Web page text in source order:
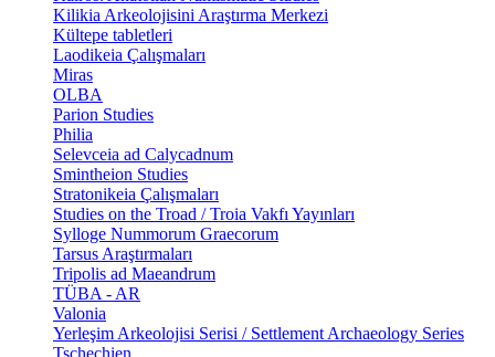
Kilikia Arkeolojisini Araştırma Merkezi
Kültepe tabletleri
Laodikeia Çalışmaları
Miras
OLBA
Parion Studies
Philia
Selevceia ad Calycadnum
Smintheion Studies
Stratonikeia Çalışmaları
Studies on the Troad / Troia Vakfı Yayınları
Sylloge Nummorum Graecorum
Tarsus Araştırmaları
Tripolis ad Maeandrum
TÜBA - AR
Valonia
Yerleşim Arkeolojisi Serisi / Settlement Archaeology Series
Tschechien